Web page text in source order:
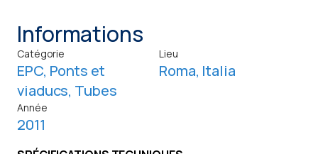
Informations
Catégorie
EPC, Ponts et
viaducs, Tubes
Lieu
Roma, Italia
Année
2011